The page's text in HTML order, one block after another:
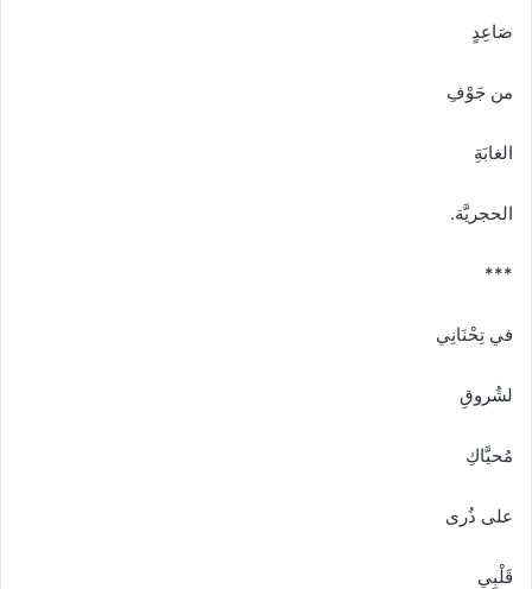
صَاعِدٍ
من جَوْفِ
الغابَةِ
الحجريَّة.
***
في تِحْنَانِي
لشُروقِ
مُحيَّاكِ
على ذُرى
قَلْبِي